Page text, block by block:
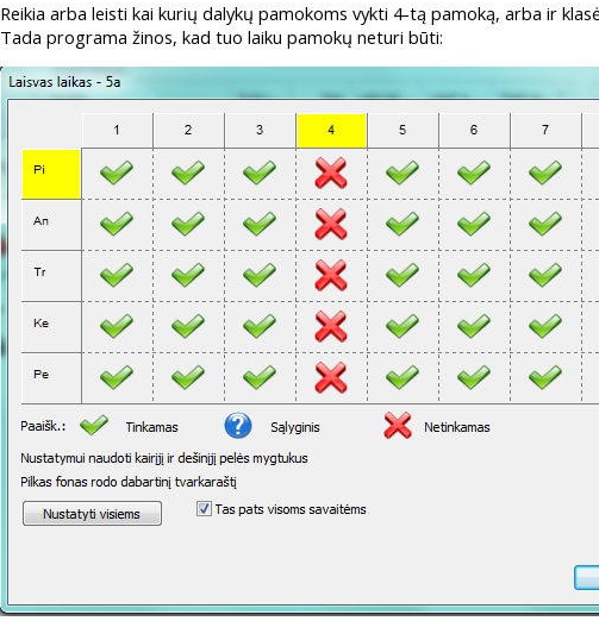
Reikia arba leisti kai kurių dalykų pamokoms vykti 4-tą pamoką, arba ir
Tada programa žinos, kad tuo laiku pamokų neturi būti: